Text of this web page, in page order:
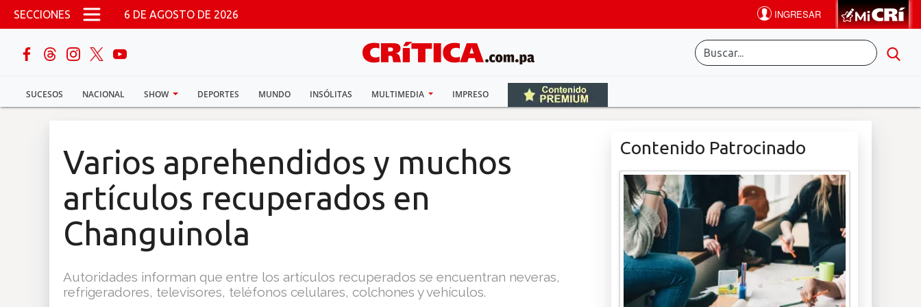
Pasar al contenido principal
SECCIONES 6 DE AGOSTO DE 2026
SUCESOS NACIONAL SHOW DEPORTES MUNDO INSÓLITAS MULTIMEDIA IMPRESO
buscar
Sucesos
Varios aprehendidos y muchos
artículos recuperados en
Changuinola
Autoridades informan que entre los artículos recuperados se encuentran neveras,
refrigeradores, televisores, teléfonos celulares, colchones y vehículos.
Contenido Patrocinado